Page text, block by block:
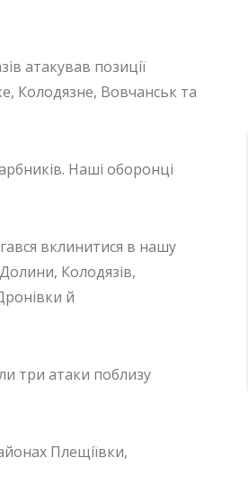
атакував позиції
Колодязне, Вовчанськ та
Наші оборонці
вклинитися в нашу
Колодязів,
й
три атаки поблизу
Плещіївки,